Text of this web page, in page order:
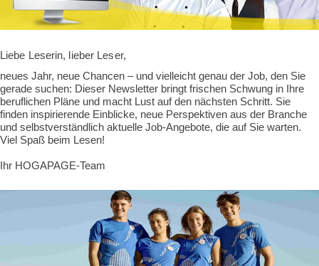
Liebe Leserin, lieber Leser,
neues Jahr, neue Chancen – und vielleicht genau der Job, den Sie
gerade suchen: Dieser Newsletter bringt frischen Schwung in Ihre
beruflichen Pläne und macht Lust auf den nächsten Schritt. Sie
finden inspirierende Einblicke, neue Perspektiven aus der Branche
und selbstverständlich aktuelle Job-Angebote, die auf Sie warten.
Viel Spaß beim Lesen!
Ihr HOGAPAGE-Team